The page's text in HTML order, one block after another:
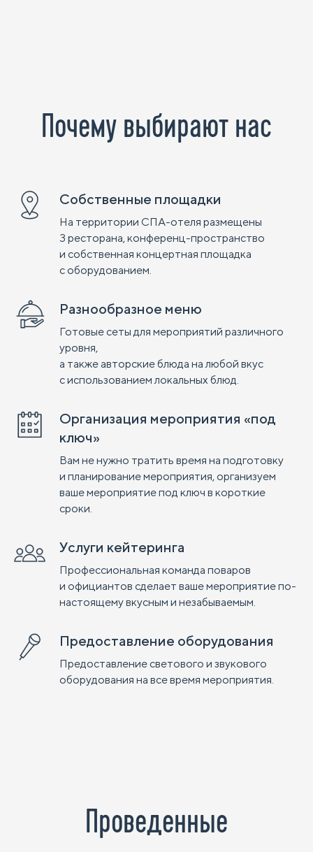
Почему выбирают нас
Собственные площадки
На территории СПА-отеля размещены
3 ресторана, конференц-пространство
и собственная концертная площадка
с оборудованием.
Разнообразное меню
Готовые сеты для мероприятий различного
уровня,
а также авторские блюда на любой вкус
с использованием локальных блюд.
Организация мероприятия «под
ключ»
Вам не нужно тратить время на подготовку
и планирование мероприятия, организуем
ваше мероприятие под ключ в короткие
сроки.
Услуги кейтеринга
Профессиональная команда поваров
и официантов сделает ваше мероприятие по-
настоящему вкусным и незабываемым.
Предоставление оборудования
Предоставление светового и звукового
оборудования на все время мероприятия.
Проведенные